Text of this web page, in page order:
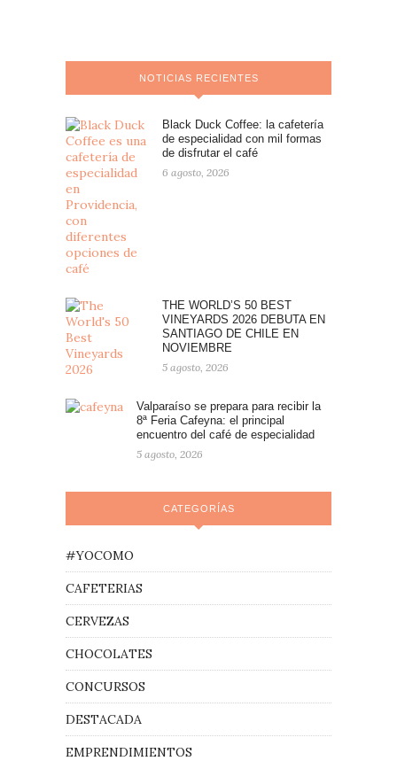
NOTICIAS RECIENTES
Black Duck Coffee: la cafetería
de especialidad con mil formas
de disfrutar el café
6 agosto, 2026
THE WORLD’S 50 BEST
VINEYARDS 2026 DEBUTA EN
SANTIAGO DE CHILE EN
NOVIEMBRE
5 agosto, 2026
Valparaíso se prepara para recibir la
8ª Feria Cafeyna: el principal
encuentro del café de especialidad
5 agosto, 2026
CATEGORÍAS
#YOCOMO
CAFETERIAS
CERVEZAS
CHOCOLATES
CONCURSOS
DESTACADA
EMPRENDIMIENTOS